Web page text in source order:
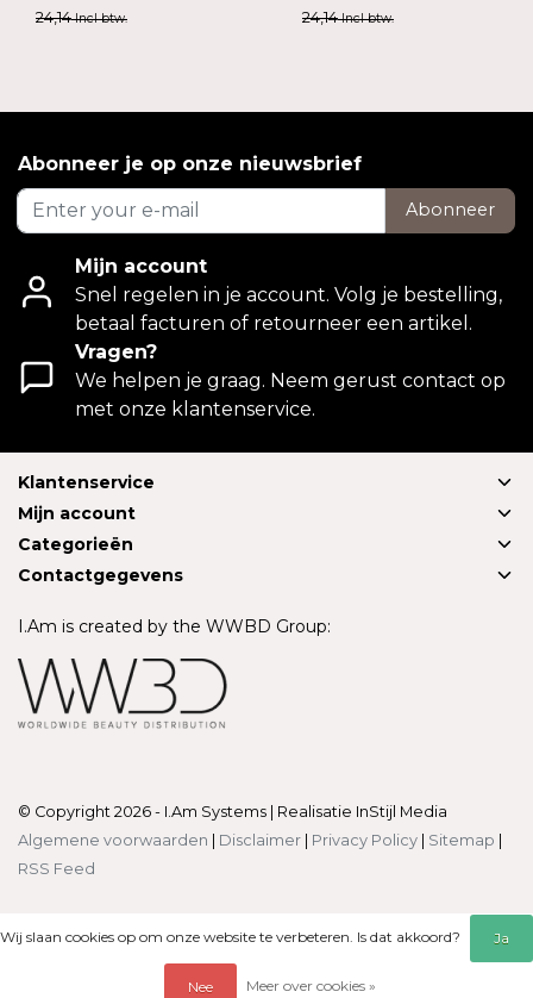
24,14Incl btw. 24,14Incl btw.
Abonneer je op onze nieuwsbrief
Abonneer
Mijn account
Snel regelen in je account. Volg je bestelling,
betaal facturen of retourneer een artikel.
Vragen?
We helpen je graag. Neem gerust contact op
met onze klantenservice.
Klantenservice
Mijn account
Categorieën
Contactgegevens
I.Am is created by the WWBD Group:
© Copyright 2026 - I.Am Systems | Realisatie InStijl Media
Algemene voorwaarden | Disclaimer | Privacy Policy | Sitemap |
RSS Feed
Wij slaan cookies op om onze website te verbeteren. Is dat akkoord? Ja
Nee Meer over cookies »